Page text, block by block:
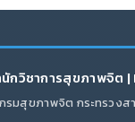
กวิชาการสุขภาพจิต
รมสุขภาพจิต กระทรวง